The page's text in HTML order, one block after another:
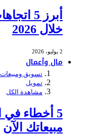
أبرز 5
خلال 2026
2 يوليو، 2026
مال وأعمال
تسويق ومبيعات
تمويل
مشاهدة الكل
5 أخطاء في
مبيعاتك الآن